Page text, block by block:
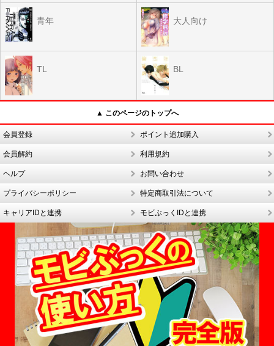
青年 大人向け
TL BL
▲ このページのトップへ
会員登録 ポイント追加購入
会員解約 利用規約
ヘルプ お問い合わせ
プライバシーポリシー 特定商取引法について
キャリアIDと連携 モビぶっくIDと連携